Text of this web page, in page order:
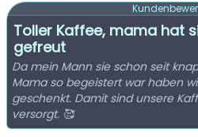
Toller Kaffee, mama hat
gefreut
Da mein Mann sie schon seit
Mama so begeistert war haben
geschenkt. Damit sind unsere
versorgt. 🥰